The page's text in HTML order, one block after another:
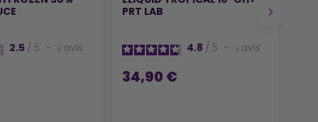
2.5 / 5 - 6 avis
PRT LAB
4.8 / 5 - 4 avis
34,90 €